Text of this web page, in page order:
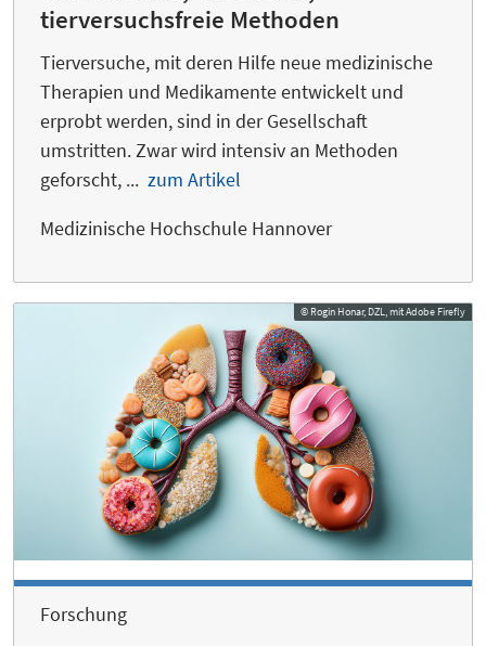
tierversuchsfreie Methoden
Tierversuche, mit deren Hilfe neue medizinische
Therapien und Medikamente entwickelt und
erprobt werden, sind in der Gesellschaft
umstritten. Zwar wird intensiv an Methoden
geforscht, ... zum Artikel
Medizinische Hochschule Hannover
© Rogin Honar, DZL, mit Adobe Firefly
Forschung